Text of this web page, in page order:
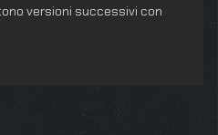
versioni successivi con